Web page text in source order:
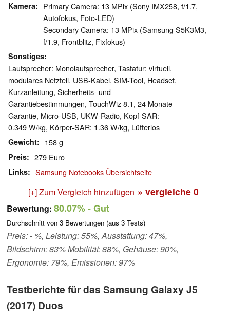
Kamera
Primary Camera: 13 MPix (Sony IMX258, f/1.7,
Autofokus, Foto-LED)
Secondary Camera: 13 MPix (Samsung S5K3M3,
f/1.9, Frontblitz, Fixfokus)
Sonstiges
Lautsprecher: Monolautsprecher, Tastatur: virtuell,
modulares Netzteil, USB-Kabel, SIM-Tool, Headset,
Kurzanleitung, Sicherheits- und
Garantiebestimmungen, TouchWiz 8.1, 24 Monate
Garantie, Micro-USB, UKW-Radio, Kopf-SAR:
0.349 W/kg, Körper-SAR: 1.36 W/kg, Lüfterlos
Gewicht 158 g
Preis 279 Euro
Links Samsung Notebooks Übersichtseite
[+] Zum Vergleich hinzufügen » vergleiche 0
Bewertung: 80.07%- Gut
Durchschnitt von 3 Bewertungen (aus 3 Tests)
Preis: - %, Leistung: 55%, Ausstattung: 47%,
Bildschirm: 83% Mobilität: 88%, Gehäuse: 90%,
Ergonomie: 79%, Emissionen: 97%
Testberichte für das Samsung Galaxy J5
(2017) Duos